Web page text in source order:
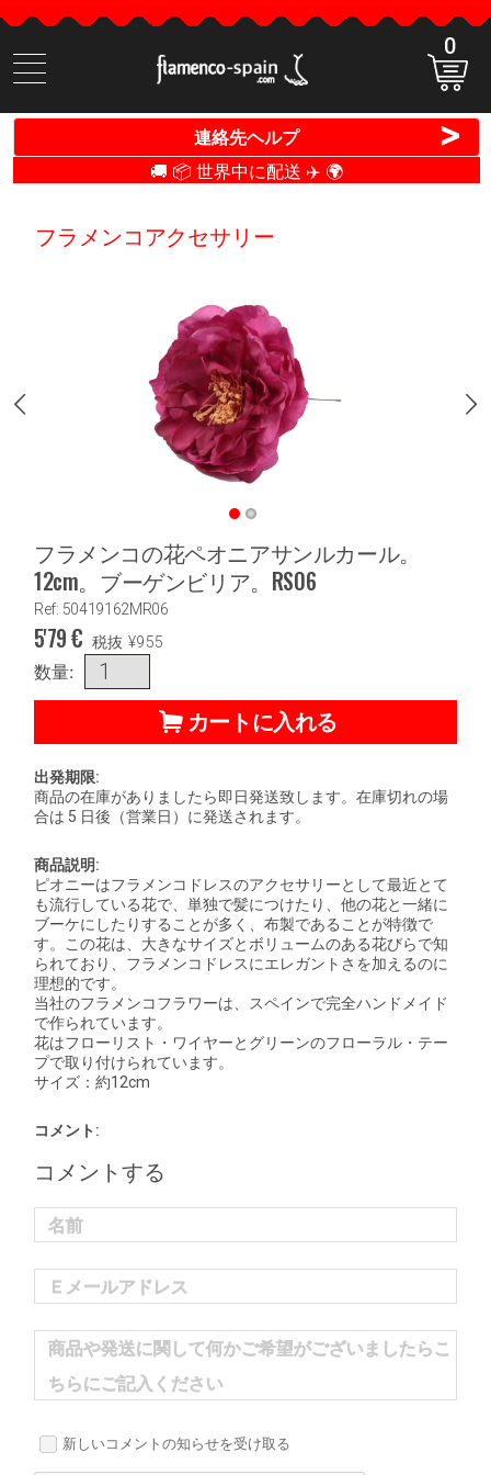
商
品
検
0
連絡先ヘルプ >
🚚 📦 世界中に配送 ✈️ 🌍
フラメンコアクセサリー
フラメンコの花ペオニアサンルカール。
12cm。ブーゲンビリア。RS06
Ref: 50419162MR06
5'79€ 税抜 ¥955
数量:
カートに入れる
出発期限:
商品の在庫がありましたら即日発送致します。在庫切れの場
合は 5 日後（営業日）に発送されます。
商品説明:
ピオニーはフラメンコドレスのアクセサリーとして最近とて
も流行している花で、単独で髪につけたり、他の花と一緒に
ブーケにしたりすることが多く、布製であることが特徴で
す。この花は、大きなサイズとボリュームのある花びらで知
られており、フラメンコドレスにエレガントさを加えるのに
理想的です。
当社のフラメンコフラワーは、スペインで完全ハンドメイド
で作られています。
花はフローリスト・ワイヤーとグリーンのフローラル・テー
プで取り付けられています。
サイズ：約12cm
コメント:
コメントする
名前
Ｅメールアドレス
商品や発送に関して何かご希望がございましたらこ
ちらにご記入ください
新しいコメントの知らせを受け取る